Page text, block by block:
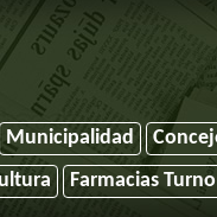
Municipalidad
Farmacias Turno